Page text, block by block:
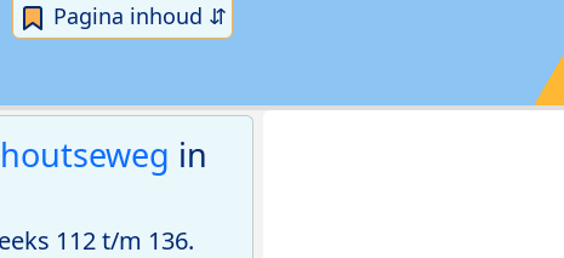
Pagina inhoud ⇵
in
112 t/m 136.